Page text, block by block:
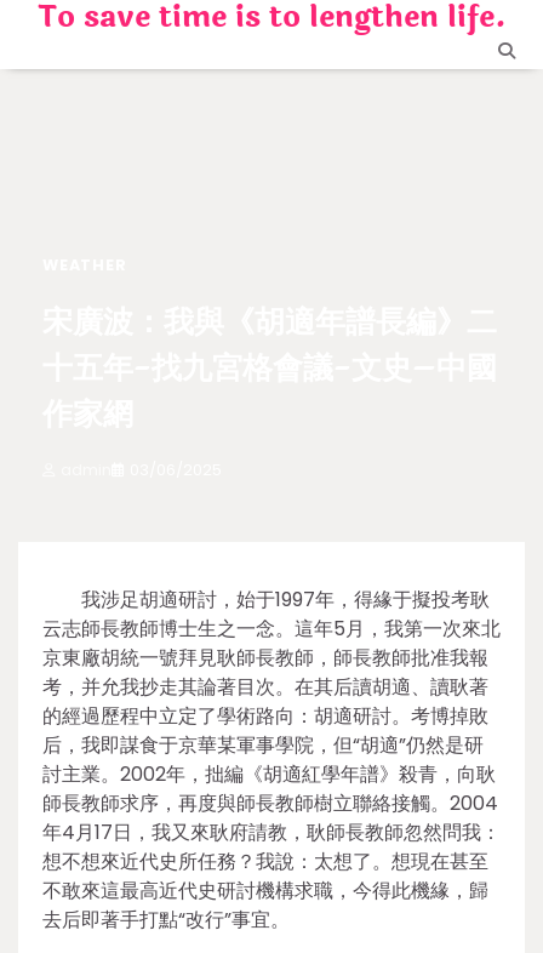
content
To save time is to lengthen life.
我涉足胡適研討，始于1997年，得緣于擬投考耿
云志師長教師博士生之一念。這年5月，我第一次來北
京東廠胡統一號拜見耿師長教師，師長教師批准我報
考，并允我抄走其論著目次。在其后讀胡適、讀耿著
的經過歷程中立定了學術路向：胡適研討。考博掉敗
后，我即謀食于京華某軍事學院，但“胡適”仍然是研
討主業。2002年，拙編《胡適紅學年譜》殺青，向耿
師長教師求序，再度與師長教師樹立聯絡接觸。2004
年4月17日，我又來耿府請教，耿師長教師忽然問我：
想不想來近代史所任務？我說：太想了。想現在甚至
不敢來這最高近代史研討機構求職，今得此機緣，歸
去后即著手打點“改行”事宜。